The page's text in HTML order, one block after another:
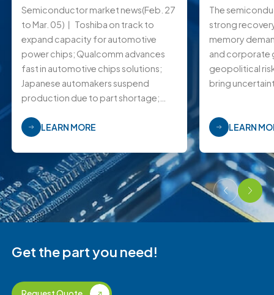
capacity for automotive
power chips; Qualcomm
advances fast in automotive
chips solutions; Tokyo
Electronics: Chip demand will
surge from next year;
Japanese automakers suspend
Semiconductor market news(Feb. 27
to Mar. 05)丨 Toshiba on track to
expand capacity for automotive
power chips; Qualcomm advances
fast in automotive chips solutions;
Japanese automakers suspend
production due to part shortage;
LEARN MORE
TSMC
Cut from
The
strong
memory
and corporate
geopolitical
bring
LEARN
Get the part you need!